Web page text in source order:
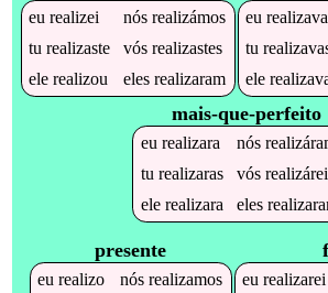
eurealizei nósrealizámos
turealizaste vósrealizastes
elerealizou elesrealizaram
eurealizava
tu
ele
mais-que-perfeito
eu realizara nós
tu realizaras vós
ele realizara eles
presente
eurealizo nósrealizamos
eurealizarei